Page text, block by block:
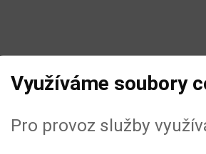
Využíváme soubory
Pro provoz služby